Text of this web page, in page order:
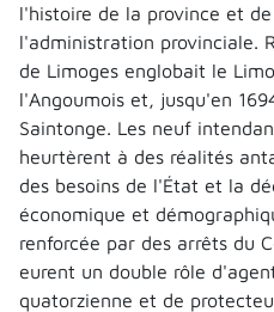
l'histoire de la province et
l'administration provinciale.
de Limoges englobait le
l'Angoumois et, jusqu'en
Saintonge. Les neuf
heurtèrent à des réalités
des besoins de l'État et la
économique et
renforcée par des arrêts du
eurent un double rôle
quatorzienne et de